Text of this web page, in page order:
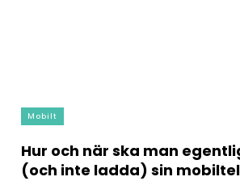
Mobilt
Hur och när ska man
(och inte ladda) sin